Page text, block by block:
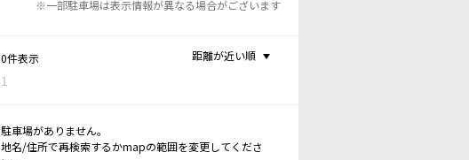
※一部駐車場は表示情報が異なる場合がございます
0件表示
1
距離が近い順
駐車場がありません。
地名/住所で再検索するかmapの範囲を変更してくださ